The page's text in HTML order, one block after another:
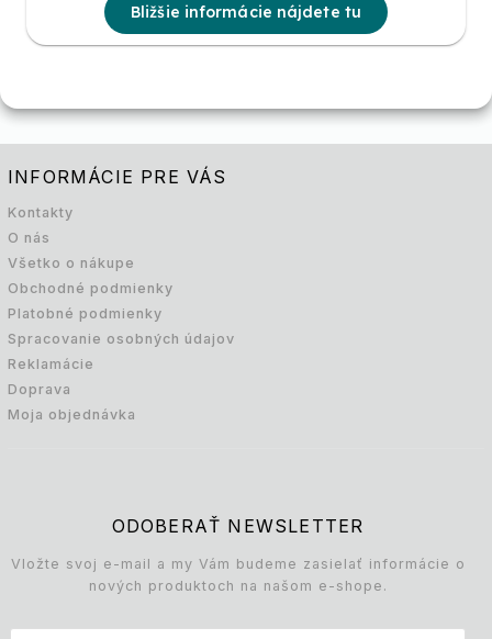
Bližšie informácie nájdete tu
INFORMÁCIE PRE VÁS
Kontakty
O nás
Všetko o nákupe
Obchodné podmienky
Platobné podmienky
Spracovanie osobných údajov
Reklamácie
Doprava
Moja objednávka
ODOBERAŤ NEWSLETTER
Vložte svoj e-mail a my Vám budeme zasielať informácie o
nových produktoch na našom e-shope.